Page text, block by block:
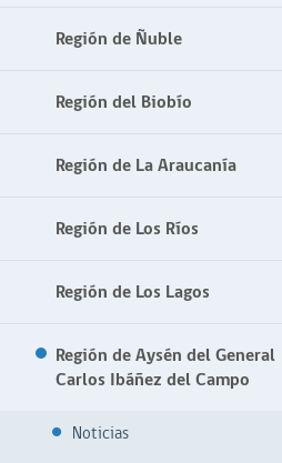
Región de Ñuble
Región del Biobío
Región de La Araucanía
Región de Los Ríos
Región de Los Lagos
Región de Aysén del General
Carlos Ibáñez del Campo
Noticias